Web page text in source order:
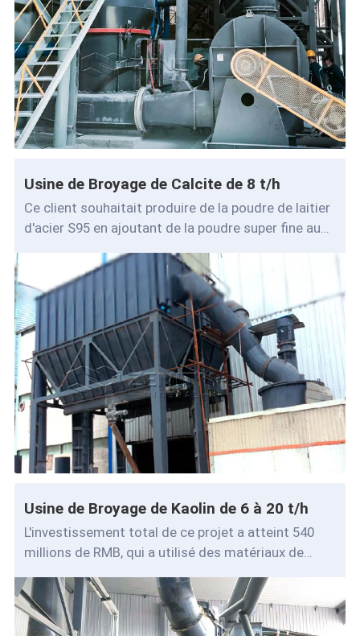
Usine de Broyage de Calcite de 8 t/h
Ce client souhaitait produire de la poudre de laitier
d'acier S95 en ajoutant de la poudre super fine au
Usine de Broyage de Kaolin de 6 à 20 t/h
L'investissement total de ce projet a atteint 540
millions de RMB, qui a utilisé des matériaux de